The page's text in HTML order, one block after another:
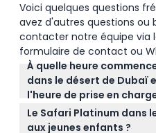
Voici quelques questions
avez d'autres questions ou
contacter notre équipe via
formulaire de contact ou
À quelle heure
dans le désert de Dubaï
l'heure de prise en
Le safari inclut les prises
14h00 et 16h30 selon la
Le Safari Platinum dans
aux jeunes enfants ?